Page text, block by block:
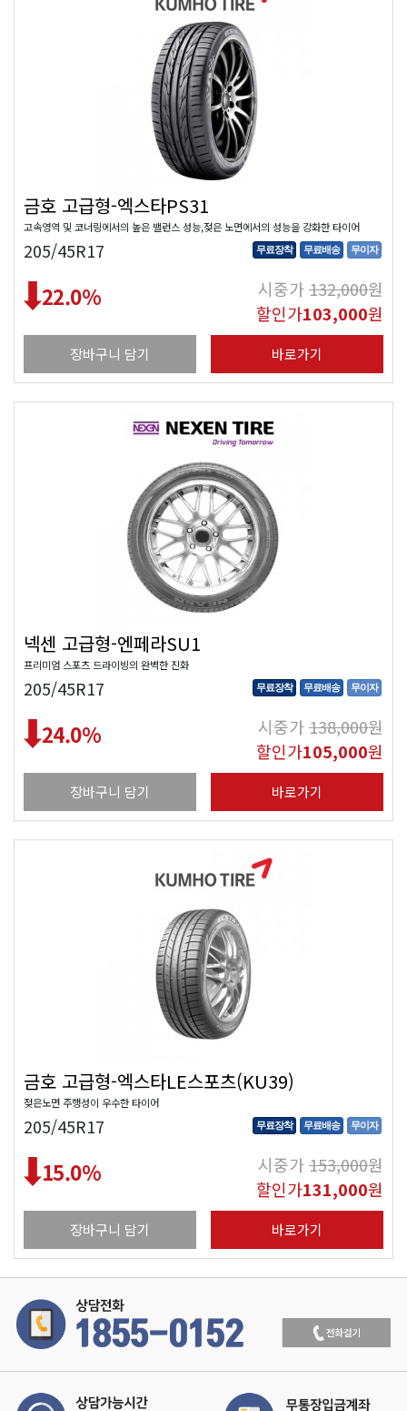
금호 고급형-엑스타PS31
고속영역 및 코너링에서의 높은 밸런스 성능,젖은 노면에서의 성능을 강화한 타이어
205/45R17 무료장착 무료배송 무이자
22.0% 시중가132,000원
할인가103,000원
장바구니 담기 바로가기
넥센 고급형-엔페라SU1
프리미엄 스포츠 드라이빙의 완벽한 진화
205/45R17 무료장착 무료배송 무이자
24.0% 시중가138,000원
할인가105,000원
장바구니 담기 바로가기
금호 고급형-엑스타LE스포츠(KU39)
젖은노면 주행성이 우수한 타이어
205/45R17 무료장착 무료배송 무이자
15.0% 시중가153,000원
할인가131,000원
장바구니 담기 바로가기